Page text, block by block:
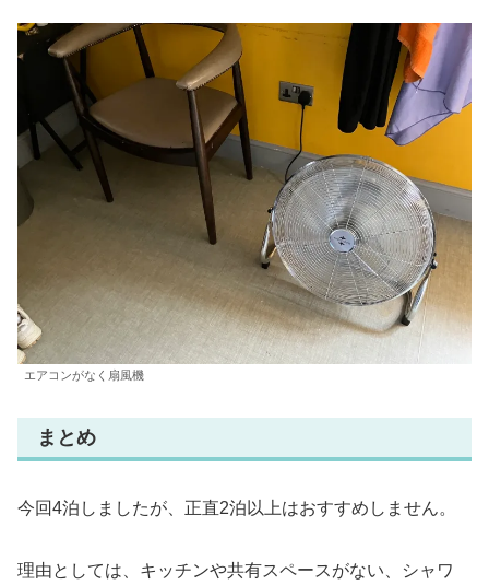
エアコンがなく扇風機
まとめ
今回4泊しましたが、正直2泊以上はおすすめしません。
理由としては、キッチンや共有スペースがない、シャワ